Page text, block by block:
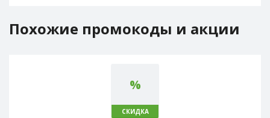
Похожие промокоды и акции
%
СКИДКА